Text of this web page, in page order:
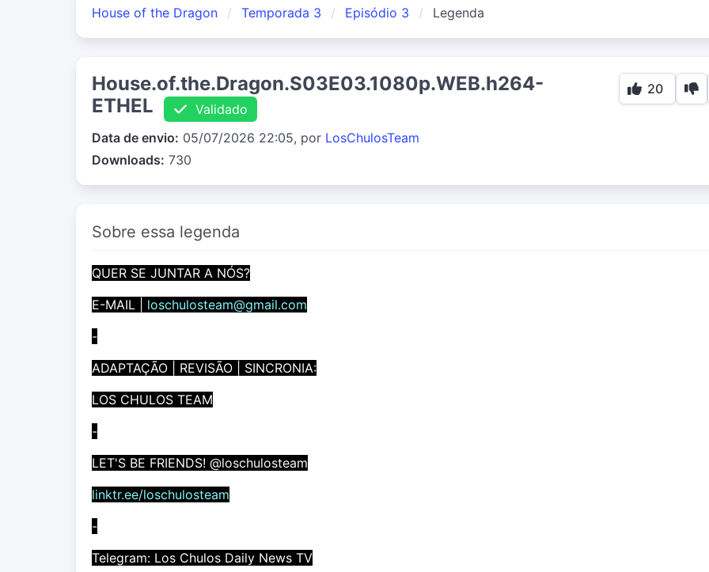
House of the Dragon Temporada 3 Episódio 3 Legenda
House.of.the.Dragon.S03E03.1080p.WEB.h264-
ETHEL
Validado
Data de envio: 05/07/2026 22:05, por LosChulosTeam
Downloads: 730
20
Sobre essa legenda
QUER SE JUNTAR A NÓS?
E-MAIL | loschulosteam@gmail.com
-
ADAPTAÇÃO | REVISÃO | SINCRONIA:
LOS CHULOS TEAM
-
LET'S BE FRIENDS! @loschulosteam
linktr.ee/loschulosteam
-
Telegram: Los Chulos Daily News TV